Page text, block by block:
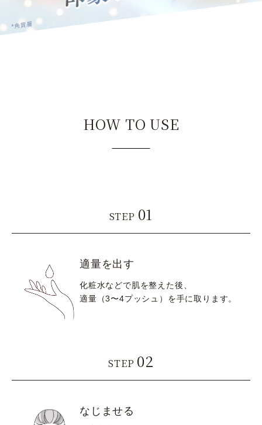
HOW TO USE
STEP 01
適量を出す
化粧水などで肌を整えた後、
適量（3〜4プッシュ）を手に取ります。
STEP 02
なじませる